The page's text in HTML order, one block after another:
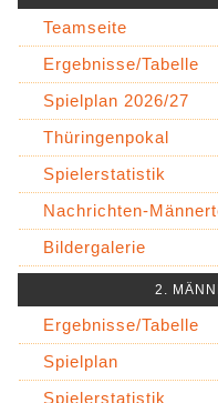
Teamseite
Ergebnisse/Tabelle
Spielplan 2026/27
Thüringenpokal
Spielerstatistik
Nachrichten-
Bildergalerie
2.
Ergebnisse/Tabelle
Spielplan
Spielerstatistik